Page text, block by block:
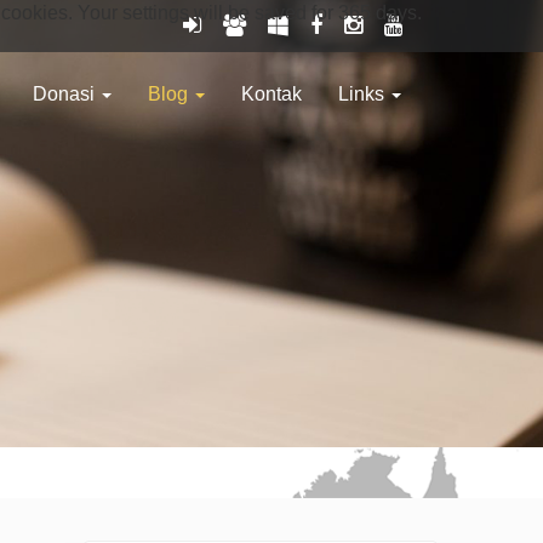
Donasi Blog Kontak Links
Your settings will be saved for 365 days.